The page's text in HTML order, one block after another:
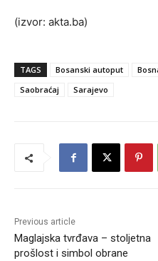
(izvor: akta.ba)
TAGS Bosanski autoput
Saobraćaj
Sarajevo
Previous article
Maglajska tvrđava – stoljetna
prošlost i simbol obrane